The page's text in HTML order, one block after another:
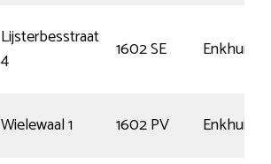
Lijsterbesstraat
4
1602 SE Enkhuizen
Wielewaal 1 1602 PV
Enkhuizen